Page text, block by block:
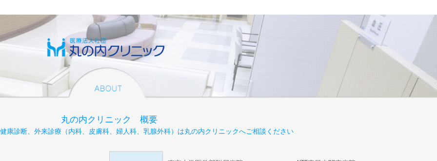
丸の内クリニック 概要
康診断、外来診療（内科、皮膚科、婦人科、乳腺外科）は丸の内クリニックへご相談ください